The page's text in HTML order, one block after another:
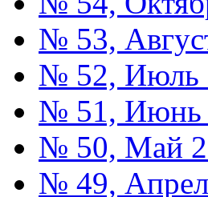
№ 53,
№ 52, Июль
№ 51, Июнь
№ 50, Май
№ 49,